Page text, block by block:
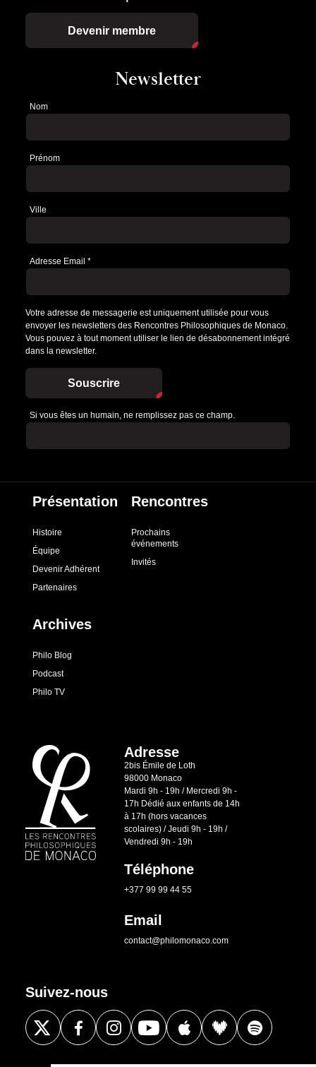
Devenir membre
Newsletter
Newsletter
Nom
Prénom
Ville
Adresse Email *
Votre adresse de messagerie est uniquement utilisée pour vous
envoyer les newsletters des Rencontres Philosophiques de Monaco.
Vous pouvez à tout moment utiliser le lien de désabonnement intégré
dans la newsletter.
Souscrire
Si vous êtes un humain, ne remplissez pas ce champ.
Présentation
Histoire
Équipe
Devenir Adhérent
Partenaires
Rencontres
Prochains
événements
Invités
Archives
Philo Blog
Podcast
Philo TV
Adresse
2bis Émile de Loth
98000 Monaco
Mardi 9h - 19h / Mercredi 9h -
17h Dédié aux enfants de 14h
à 17h (hors vacances
scolaires) / Jeudi 9h - 19h /
Vendredi 9h - 19h
Téléphone
+377 99 99 44 55
Email
contact@philomonaco.com
Suivez-nous